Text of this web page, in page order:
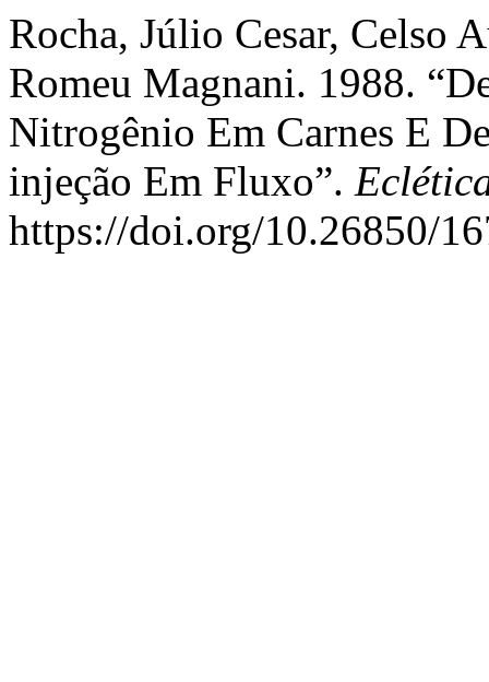
Rocha, Júlio Cesar, Celso
Romeu Magnani. 1988.
Nitrogênio Em Carnes E
injeção Em Fluxo”.
https://doi.org/10.26850/